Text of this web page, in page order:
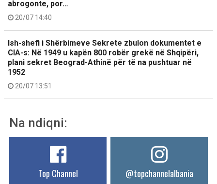
abrogonte, por…
20/07 14:40
Ish-shefi i Shërbimeve Sekrete zbulon dokumentet e
CIA-s: Në 1949 u kapën 800 robër grekë në Shqipëri,
plani sekret Beograd-Athinë për të na pushtuar në
1952
20/07 13:51
Na ndiqni:
Top Channel @topchannelalbania